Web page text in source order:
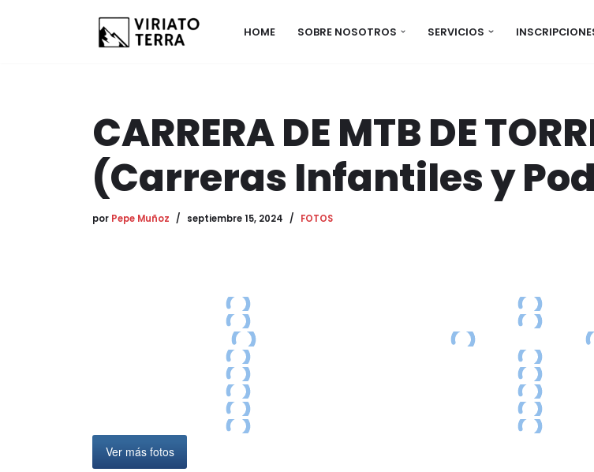
HOME SOBRE NOSOTROS SERVICIOS
CARRERA DE MTB DE
(Carreras Infantiles y
por Pepe Muñoz septiembre 15, 2024 FOTOS
Ver más fotos